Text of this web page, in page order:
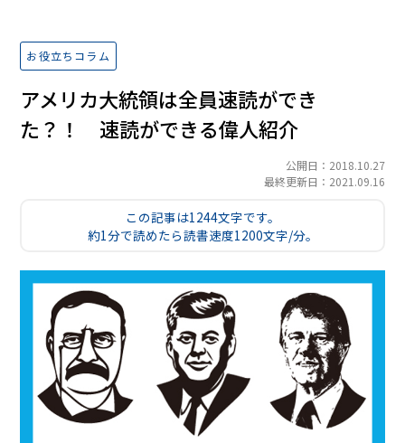
お役立ちコラム
アメリカ大統領は全員速読ができ
た？！ 速読ができる偉人紹介
公開日：2018.10.27
最終更新日：2021.09.16
この記事は1244文字です。
約1分で読めたら読書速度1200文字/分。